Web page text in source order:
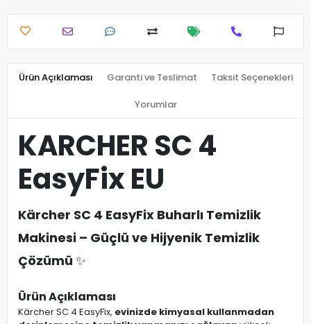
Ürün Açıklaması Garanti ve Teslimat Taksit Seçenekleri
Yorumlar
KARCHER SC 4
EasyFix EU
Kärcher SC 4 EasyFix Buharlı Temizlik
Makinesi – Güçlü ve Hijyenik Temizlik
Çözümü ✨
Ürün Açıklaması
Kärcher SC 4 EasyFix, evinizde kimyasal kullanmadan